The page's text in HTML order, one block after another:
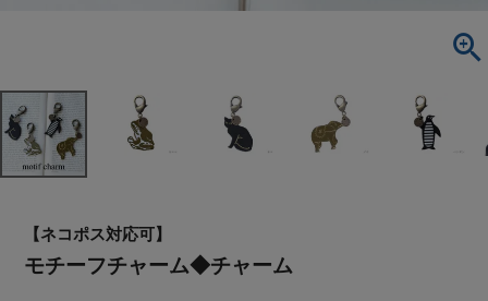
【ネコポス対応可】
モチーフチャーム◆チャーム